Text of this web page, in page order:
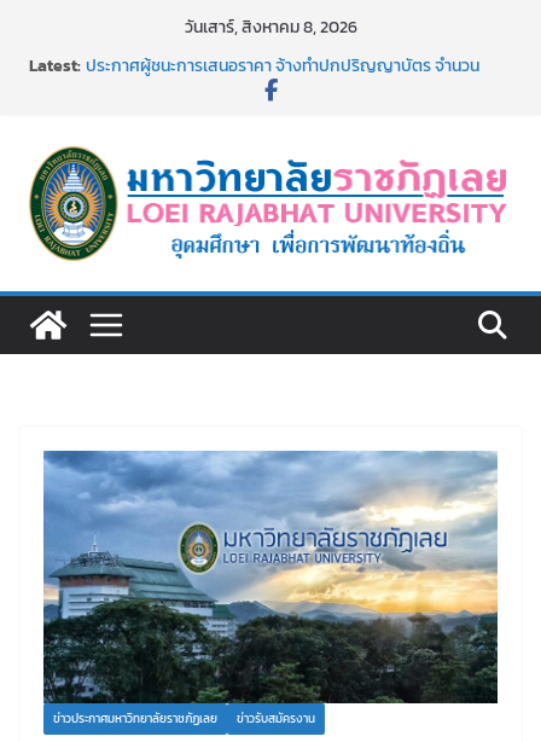
วันเสาร์, สิงหาคม 8, 2026
Latest:ประกาศผู้ชนะการเสนอราคา จ้างทำปกปริญญาบัตร จำนวน
๑,๙๗๒ ชุด โดยวิธีเฉพาะเจาะจง
รายชื่อผู้ผ่านการสอบแข่งขันเพื่อเป็นลูกจ้างชั่วคราว (รายวัน)
สังกัดมหาวิทยาลัยราชภัฏเลย ด้วยเงินนอกงบประมาณ ประเภท
เงินรายได้
ม.ราชภัฏเลย จัดมหกรรมวิชาการ เปิดบ้าน LRU ครั้งที่ 4 เปิดให้
นักเรียนมัธยมปลายค้นหาสาขาวิชาในฝัน สู่อนาคตที่ใช่
ประจำปีงบประมาณ พ.ศ. 2570
ข่าวประกาศมหาวิทยาลัยราชภัฏเลย ข่าวรับสมัครงาน